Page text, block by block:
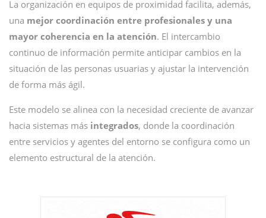
La organización en equipos de proximidad facilita, además,
una mejor coordinación entre profesionales y una
mayor coherencia en la atención. El intercambio
continuo de información permite anticipar cambios en la
situación de las personas usuarias y ajustar la intervención
de forma más ágil.
Este modelo se alinea con la necesidad creciente de avanzar
hacia sistemas más integrados, donde la coordinación
entre servicios y agentes del entorno se configura como un
elemento estructural de la atención.